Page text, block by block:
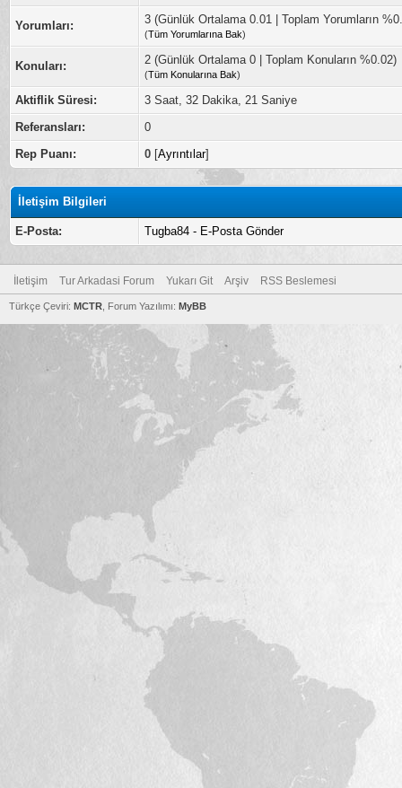
Yorumları: 3 (Günlük Ortalama 0.01 | Toplam Yorumların
(Tüm Yorumlarına Bak)
Konuları: 2 (Günlük Ortalama 0 | Toplam Konuların %0.02)
(Tüm Konularına Bak)
Aktiflik Süresi:
3 Saat, 32 Dakika, 21 Saniye
Referansları:
0
Rep Puanı:
0 [Ayrıntılar]
İletişim Bilgileri
E-Posta: Tugba84 - E-Posta Gönder
İletişim Tur Arkadasi Forum Yukarı Git Arşiv RSS Beslemesi
Türkçe Çeviri: MCTR , Forum Yazılımı: MyBB